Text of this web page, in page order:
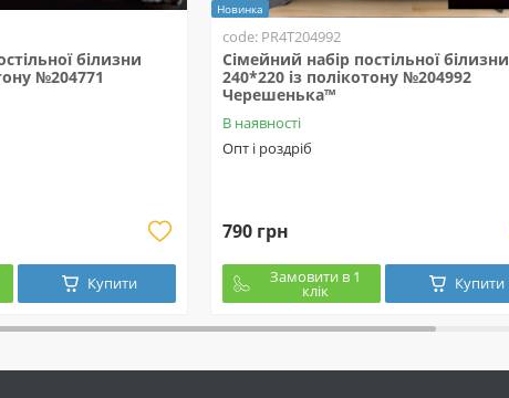
білизни
№204771
Купити
Новинка
code: PR4T204992
Сімейний набір постільної білизни
240*220 із полікотону №204992
Черешенька™
В наявності
Опт і роздріб
790 грн
Замовити в 1
клік Купити